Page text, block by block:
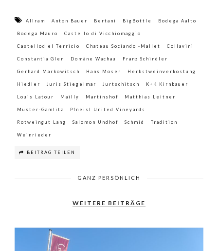
Allram Anton Bauer Bertani BigBottle Bodega Aalto
Bodega Mauro Castello di Vicchiomaggio
Castellod el Terricio Chateau Sociando -Mallet Collavini
Constantia Glen Domäne Wachau Franz Schindler
Gerhard Markowitsch Hans Moser Herbstweinverkostung
Hiedler Juris Stiegelmar Jurtschitsch K+K Kirnbauer
Louis Latour Mailly Martinshof Matthias Leitner
Muster-Gamlitz Pfneisl United Vineyards
Rotweingut Lang Salomon Undhof Schmid Tradition
Weinrieder
BEITRAG TEILEN
GANZ PERSÖNLICH
WEITERE BEITRÄGE